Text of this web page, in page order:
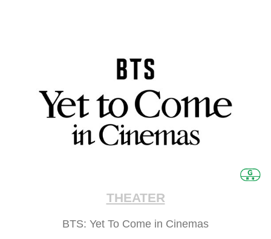
THEATER
BTS: Yet To Come in Cinemas